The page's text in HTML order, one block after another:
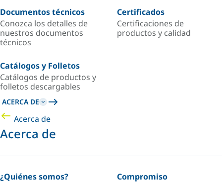
Documentos técnicos
Conozca los detalles de
nuestros documentos
técnicos
Certificados
Certificaciones de
productos y calidad
Catálogos y Folletos
Catálogos de productos y
folletos descargables
ACERCA DE
Acerca de
Acerca de
¿Quiénes somos?
Compromiso